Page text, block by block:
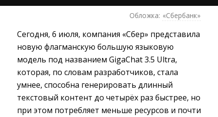
Обложка: «Сбербанк»
Сегодня, 6 июля, компания «Сбер» представила
новую флагманскую большую языковую
модель под названием GigaChat 3.5 Ultra,
которая, по словам разработчиков, стала
умнее, способна генерировать длинный
текстовый контент до четырёх раз быстрее, но
при этом потребляет меньше ресурсов и почти